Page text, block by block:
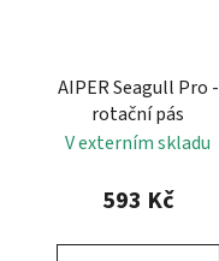
AIPER Seagull Pro -
rotační pás
V externím skladu
593 Kč